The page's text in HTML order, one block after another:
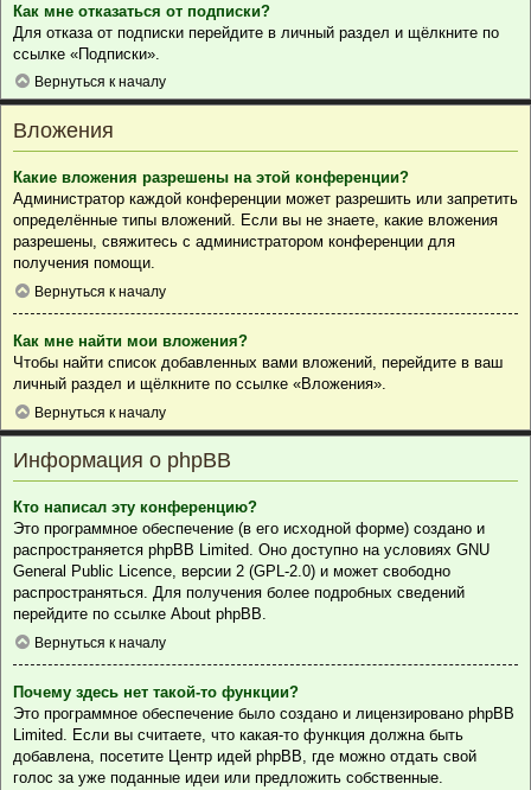
Как мне отказаться от подписки?
Для отказа от подписки перейдите в личный раздел и щёлкните по
ссылке «Подписки».
Вернуться к началу
Вложения
Какие вложения разрешены на этой конференции?
Администратор каждой конференции может разрешить или запретить
определённые типы вложений. Если вы не знаете, какие вложения
разрешены, свяжитесь с администратором конференции для
получения помощи.
Вернуться к началу
Как мне найти мои вложения?
Чтобы найти список добавленных вами вложений, перейдите в ваш
личный раздел и щёлкните по ссылке «Вложения».
Вернуться к началу
Информация о phpBB
Кто написал эту конференцию?
Это программное обеспечение (в его исходной форме) создано и
распространяется phpBB Limited. Оно доступно на условиях GNU
General Public Licence, версии 2 (GPL-2.0) и может свободно
распространяться. Для получения более подробных сведений
перейдите по ссылке About phpBB.
Вернуться к началу
Почему здесь нет такой-то функции?
Это программное обеспечение было создано и лицензировано phpBB
Limited. Если вы считаете, что какая-то функция должна быть
добавлена, посетите Центр идей phpBB, где можно отдать свой
голос за уже поданные идеи или предложить собственные.